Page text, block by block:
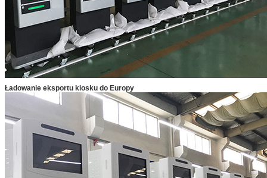
Ładowanie eksportu kiosku do Europy